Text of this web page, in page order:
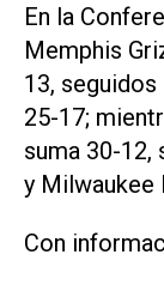
En la
Memphis
13,
25-17;
suma 30-
y Milwaukee
Con